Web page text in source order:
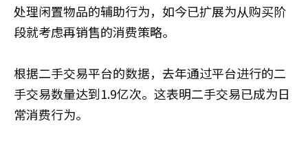
处理闲置物品的辅助行为，如今已扩展为从购买阶
段就考虑再销售的消费策略。
根据二手交易平台的数据，去年通过平台进行的二
手交易数量达到1.9亿次。这表明二手交易已成为日
常消费行为。